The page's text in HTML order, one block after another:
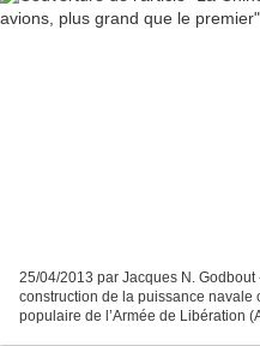
25/04/2013 par Jacques N.
construction de la puissance navale
populaire de l’Armée de Libération